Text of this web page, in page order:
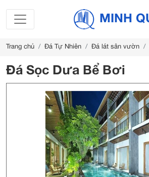
MINH
Trang chủ Đá Tự Nhiên Đá lát sân vườn
Đá Sọc Dưa Bể Bơi